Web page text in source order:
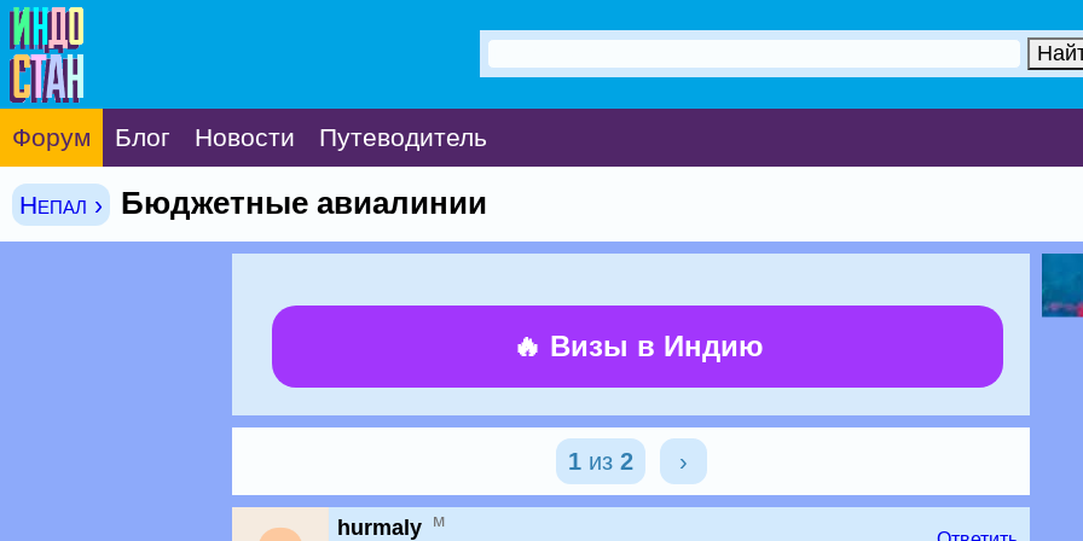
Форум Блог Новости Путеводитель
Непал › Бюджетные авиалинии
🔥 Визы в Индию
1из 2 ›
hurmaly м